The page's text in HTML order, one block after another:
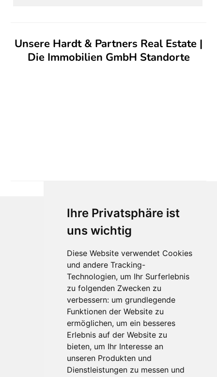
Ihre Privatsphäre ist
uns wichtig
Diese Website verwendet Cookies
und andere Tracking-
Technologien, um Ihr Surferlebnis
zu folgenden Zwecken zu
verbessern: um grundlegende
Funktionen der Website zu
ermöglichen, um ein besseres
Erlebnis auf der Website zu
bieten, um Ihr Interesse an
unseren Produkten und
Dienstleistungen zu messen und
Unsere Hardt & Partners Real Estate |
Die Immobilien GmbH Standorte
Für Makler:innen
Über Uns
Vorteile
Kontakt
Software Partner
Teilnahme
FAQ